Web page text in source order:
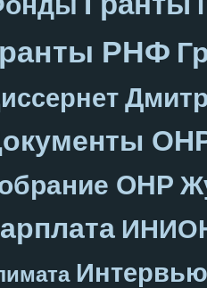
РНФ
ОНР
Интервью